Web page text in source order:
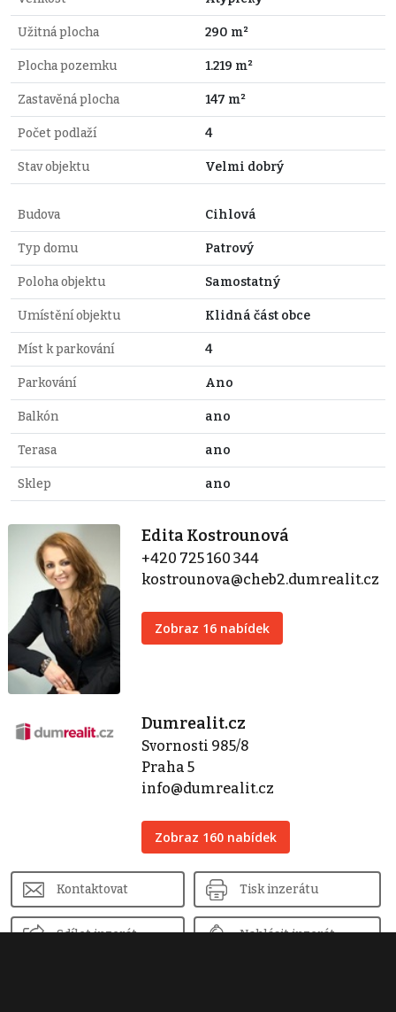
Užitná plocha 290 m²
Plocha pozemku 1.219 m²
Zastavěná plocha 147 m²
Počet podlaží 4
Stav objektu Velmi dobrý
Budova Cihlová
Typ domu Patrový
Poloha objektu Samostatný
Umístění objektu Klidná část obce
Míst k parkování 4
Parkování Ano
Balkón ano
Terasa ano
Sklep ano
Edita Kostrounová
+420 725 160 344
kostrounova@cheb2.dumrealit.cz
Zobraz 16 nabídek
Dumrealit.cz
Svornosti 985/8
Praha 5
info@dumrealit.cz
Zobraz 160 nabídek
Kontaktovat Tisk inzerátu
Sdílet inzerát Nahlásit inzerát